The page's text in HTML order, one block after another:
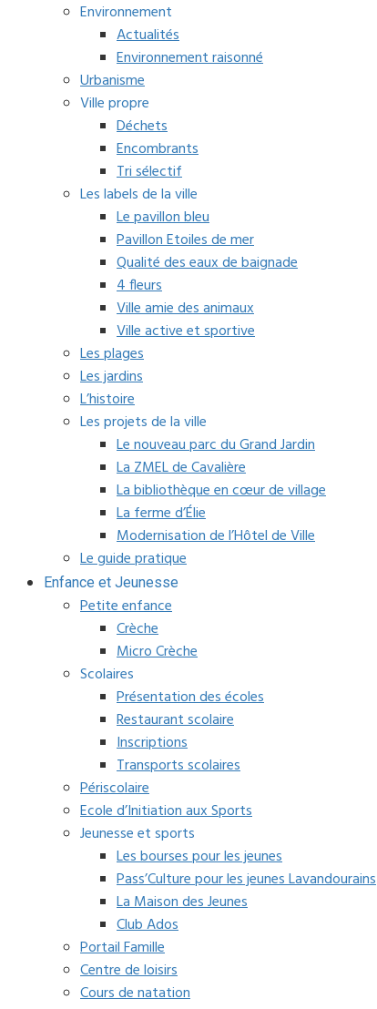
Environnement
Actualités
Environnement raisonné
Urbanisme
Ville propre
Déchets
Encombrants
Tri sélectif
Les labels de la ville
Le pavillon bleu
Pavillon Etoiles de mer
Qualité des eaux de baignade
4 fleurs
Ville amie des animaux
Ville active et sportive
Les plages
Les jardins
L’histoire
Les projets de la ville
Le nouveau parc du Grand Jardin
La ZMEL de Cavalière
La bibliothèque en cœur de village
La ferme d’Élie
Modernisation de l’Hôtel de Ville
Le guide pratique
Enfance et Jeunesse
Petite enfance
Crèche
Micro Crèche
Scolaires
Présentation des écoles
Restaurant scolaire
Inscriptions
Transports scolaires
Périscolaire
Ecole d’Initiation aux Sports
Jeunesse et sports
Les bourses pour les jeunes
Pass’Culture pour les jeunes Lavandourains
La Maison des Jeunes
Club Ados
Portail Famille
Centre de loisirs
Cours de natation